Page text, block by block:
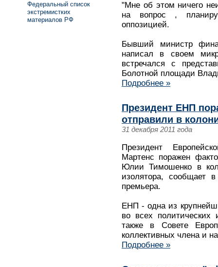
"Мне об этом ничего
на вопрос ,
оппозицией.
Бывший министр
написал в своем
встречался с
Болотной площади
Подробнее »
Президент ЕНП
отправили в
31 декабря 2011 года
Президент
Мартенс поражен
Юлии Тимошенко в
изолятора, сообщает
премьера.
ЕНП - одна из
во всех политических
также в Совете
коллективных члена и
Подробнее »
Федеральный список
экстремистких
материалов РФ